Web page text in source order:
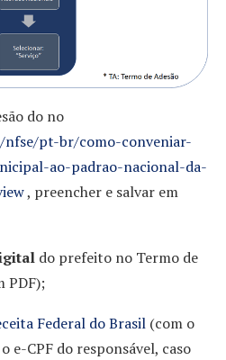
do no
pt-br/como-conveniar-
ao-padrao-nacional-da-
, preencher e salvar em
do prefeito no Termo de
PDF);
Federal do Brasil (com o
e-CPF do responsável, caso